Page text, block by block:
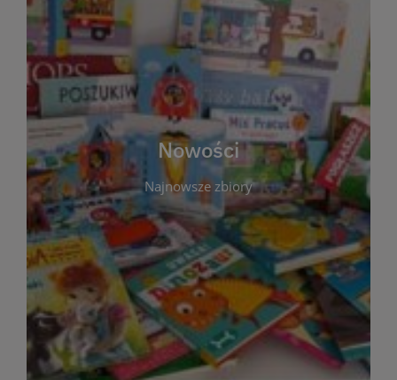
Nowości
Najnowsze zbiory
W tej sekcji prezentujemy najnowsze książki,
audiobooki oraz filmy, które właśnie trafiły do
zbiorów Miejskiej Biblioteki Publicznej w
Starachowicach. Regularnie aktualizujemy listę,
aby Czytelnicy mogli na bieżąco odkrywać świeże
tytuły i najciekawsze premiery wydawnicze. Każda
pozycja opatrzona jest krótkim opisem i
informacją o dostępności w katalogu. Zachęcamy
do częstych odwiedzin – nowości pojawiają się
niemal każdego tygodnia! Dzięki tej zakładce
zawsze będziesz wiedzieć, co warto przeczytać
jako pierwsze.
WIĘCEJ